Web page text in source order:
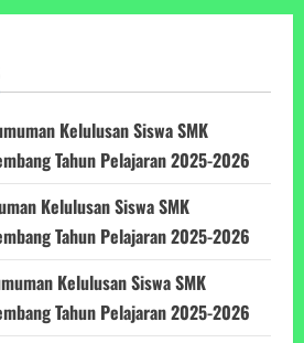
Kelulusan Siswa SMK
Tahun Pelajaran 2025-2026
Kelulusan Siswa SMK
Tahun Pelajaran 2025-2026
Kelulusan Siswa SMK
Tahun Pelajaran 2025-2026